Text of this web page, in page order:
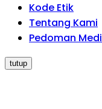
Kode Etik
Tentang Kami
Pedoman
tutup